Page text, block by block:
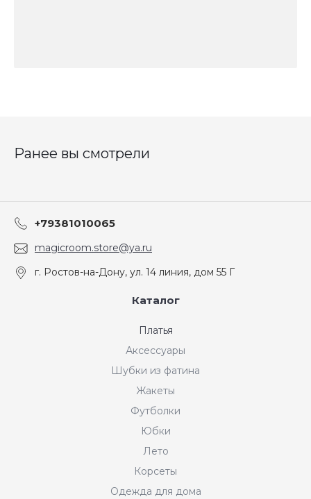
Ранее вы смотрели
+79381010065
magicroom.store@ya.ru
г. Ростов-на-Дону, ул. 14 линия, дом 55 Г
Каталог
Платья
Аксессуары
Шубки из фатина
Жакеты
Футболки
Юбки
Лето
Корсеты
Одежда для дома